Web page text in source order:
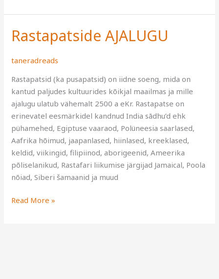
Rastapatside AJALUGU
taneradreads
Rastapatsid (ka pusapatsid) on iidne soeng, mida on
kantud paljudes kultuurides kõikjal maailmas ja mille
ajalugu ulatub vähemalt 2500 a eKr. Rastapatse on
erinevatel eesmärkidel kandnud India sādhu’d ehk
pühamehed, Egiptuse vaaraod, Polüneesia saarlased,
Aafrika hõimud, jaapanlased, hiinlased, kreeklased,
keldid, viikingid, filipiinod, aborigeenid, Ameerika
põliselanikud, Rastafari liikumise järgijad Jamaical, Poola
nõiad, Siberi šamaanid ja muud
Rastapatside
AJALUGU
Read More »